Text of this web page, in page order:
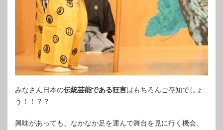
みなさん日本の伝統芸能である狂言はもちろんご存知でしょ
う！！？？
興味があっても、なかなか足を運んで舞台を見に行く機会、